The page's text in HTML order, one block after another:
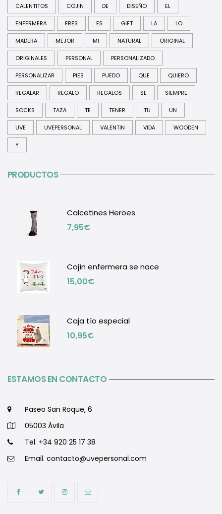
CALENTITOS COJIN DE DISEÑO EL
ENFERMERA ERES ES GIFT LA LO
MADERA MEJOR MI NATURAL ORIGINAL
ORIGINALES PERSONAL PERSONALIZADO
PERSONALIZAR PIES PUEDO QUE QUIERO
REGALAR REGALO REGALOS SE SIEMPRE
SOCKS TAZA TE TENER TU UN
UVE UVEPERSONAL VALENTIN VIDA WOODEN
Y
PRODUCTOS
Calcetines Heroes
7,95€
Cojín enfermera se nace
15,00€
Caja tío especial
10,95€
ESTAMOS EN CONTACTO
Paseo San Roque, 6
05003 Ávila
Tel. +34 920 25 17 38
Email. contacto@uvepersonal.com